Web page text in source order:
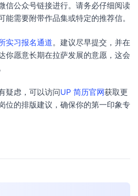
信公众号链接进行。请务必仔细阅读
能需要附带作品集或特定的推荐信。
实习报名通道。建议尽早提交，并在
你愿意长期在拉萨发展的意愿，这会
疑虑，可以访问UP 简历官网获取更
位的排版建议，确保你的第一印象专